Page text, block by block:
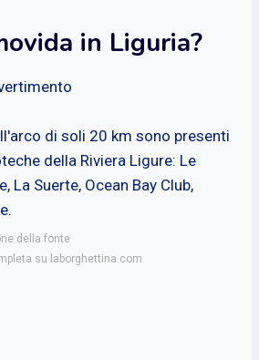
in Liguria?
di soli 20 km sono presenti
della Riviera Ligure: Le
La Suerte, Ocean Bay Club,
della fonte
su laborghettina.com